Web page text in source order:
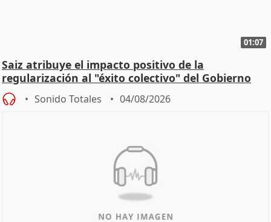
01:07
Saiz atribuye el impacto positivo de la
regularización al "éxito colectivo" del Gobierno
Sonido Totales 04/08/2026